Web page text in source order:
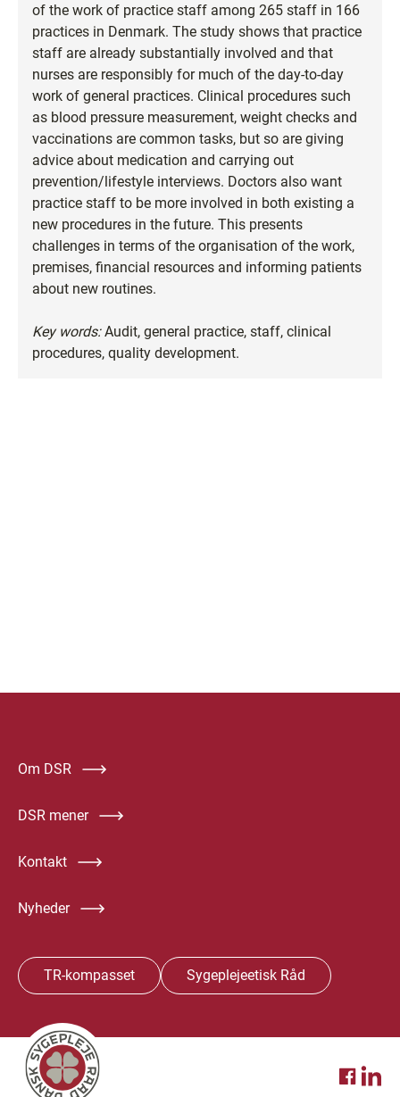
of the work of practice staff among 265 staff in 166
practices in Denmark. The study shows that practice
staff are already substantially involved and that
nurses are responsibly for much of the day-to-day
work of general practices. Clinical procedures such
as blood pressure measurement, weight checks and
vaccinations are common tasks, but so are giving
advice about medication and carrying out
prevention/lifestyle interviews. Doctors also want
practice staff to be more involved in both existing a
new procedures in the future. This presents
challenges in terms of the organisation of the work,
premises, financial resources and informing patients
about new routines.
Key words:Audit, general practice, staff, clinical
procedures, quality development.
Om DSR
DSR mener
Kontakt
Nyheder
TR-kompasset Sygeplejeetisk Råd